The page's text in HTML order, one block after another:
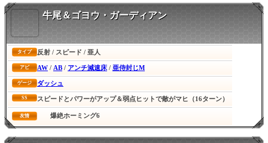
牛尾＆ゴヨウ・ガーディアン
タイプ 反射 / スピード / 亜人
アビ AW / AB / アンチ減速床 / 亜侍封じM
ゲージ ダッシュ
SS スピードとパワーがアップ＆弱点ヒットで敵がマヒ（16ターン）
友情 爆絶ホーミング6